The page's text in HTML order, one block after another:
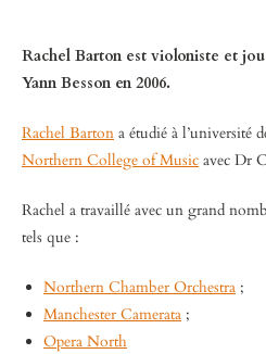
Rachel Barton est violoniste et
Yann Besson en 2006.
Rachel Barton a étudié à l’université
Northern College of Music avec Dr
Rachel a travaillé avec un grand
tels que :
Northern Chamber Orchestra ;
Manchester Camerata ;
Opera North